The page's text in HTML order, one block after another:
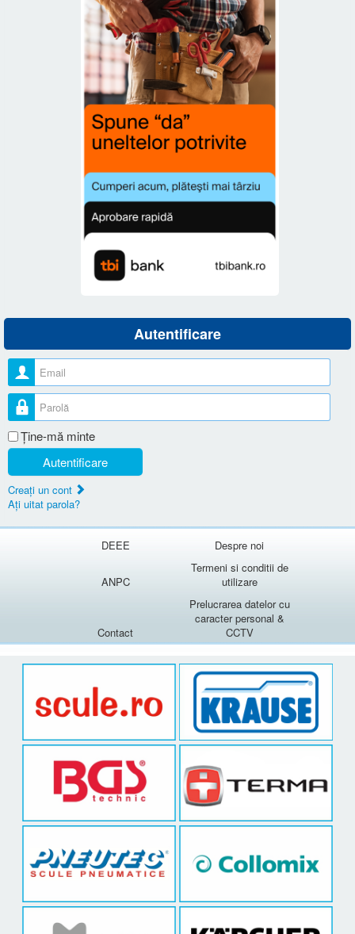
Autentificare
Nume utilizator
Parolă
Ţine-mă minte
Autentificare
Creaţi un cont
Aţi uitat parola?
DEEE Despre noi
ANPC
Termeni si conditii de
utilizare
Contact
Prelucrarea datelor cu
caracter personal &
CCTV